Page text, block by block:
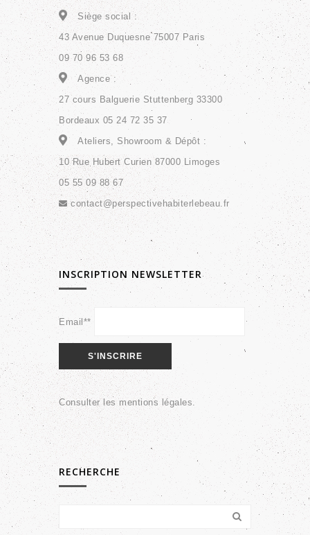
Siège social :
43 Avenue Duquesne 75007 Paris
09 70 96 53 68
Agence :
27 cours Balguerie Stuttenberg 33300
Bordeaux 05 24 72 35 37
Ateliers, Showroom & Dépôt :
10 Rue Hubert Curien 87000 Limoges
05 55 09 88 67
contact@perspectivehabiterlebeau.fr
INSCRIPTION NEWSLETTER
Email**
Consulter lesmentions légales.
RECHERCHE